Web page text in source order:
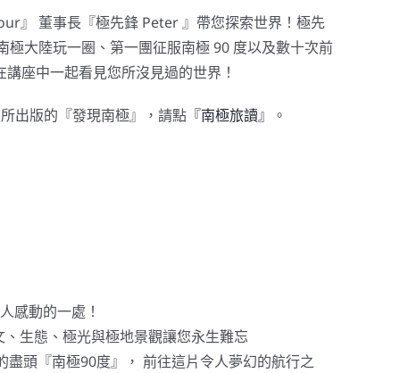
』 董事長『極先鋒 Peter 』帶您探索世界！極先
極大陸玩一圈、第一團征服南極 90 度以及數十次前
座中一起看見您所沒見過的世界！
出版的『發現南極』，請點『南極旅讀』 。
感動的一處！
生態、極光與極地景觀讓您永生難忘
頭『南極90度』， 前往這片令人夢幻的航行之